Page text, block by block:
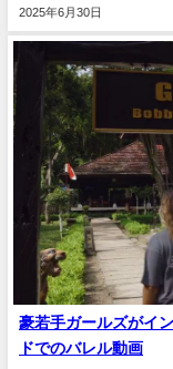
2025年6月30日
豪若手ガールズがイ
ドでのバレル動画